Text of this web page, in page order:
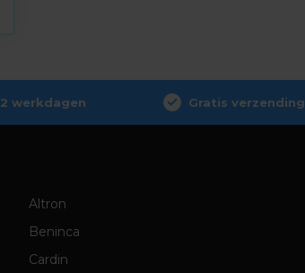
2 werkdagen Gratis verzending
Altron
Beninca
Cardin